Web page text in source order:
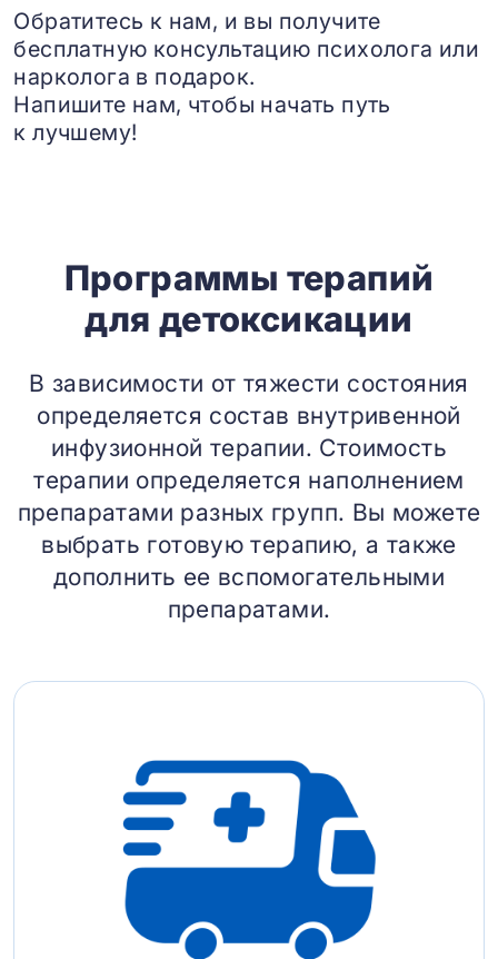
Обратитесь к нам, и вы получите
бесплатную консультацию психолога или
нарколога в подарок.
Напишите нам, чтобы начать путь
к лучшему!
Программы терапий
для детоксикации
В зависимости от тяжести состояния
определяется состав внутривенной
инфузионной терапии. Стоимость
терапии определяется наполнением
препаратами разных групп. Вы можете
выбрать готовую терапию, а также
дополнить ее вспомогательными
препаратами.